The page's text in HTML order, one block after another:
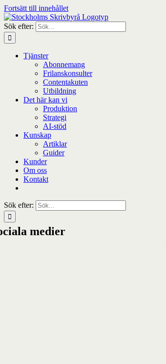
Fortsätt till innehållet
Sök efter:
Tjänster
Abonnemang
Frilanskonsulter
Contentakuten
Utbildning
Det här kan vi
Produktion
Strategi
AI-stöd
Kunskap
Artiklar
Guider
Kunder
Om oss
Kontakt
Sök efter:
medier